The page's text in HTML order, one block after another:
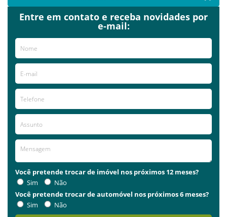
Entre em contato e receba novidades por
e-mail:
Você pretende trocar de imóvel nos próximos 12 meses?
Sim
Não
Você pretende trocar de automóvel nos próximos 6 meses?
Sim
Não